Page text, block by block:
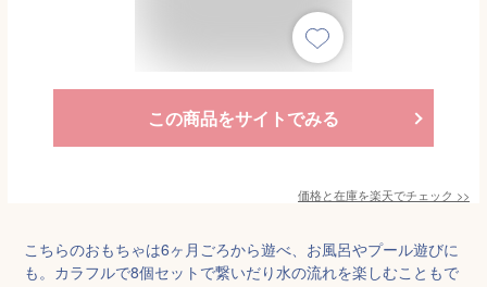
この商品をサイトでみる
価格と在庫を楽天でチェック >>
こちらのおもちゃは6ヶ月ごろから遊べ、お風呂やプール遊びに
も。カラフルで8個セットで繋いだり水の流れを楽しむこともで